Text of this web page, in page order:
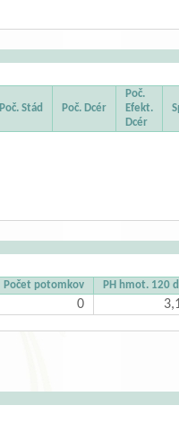
Poč. Stád Poč. Dcér
Poč.
Efekt.
Dcér
Počet potomkov PH hmot. 120
0